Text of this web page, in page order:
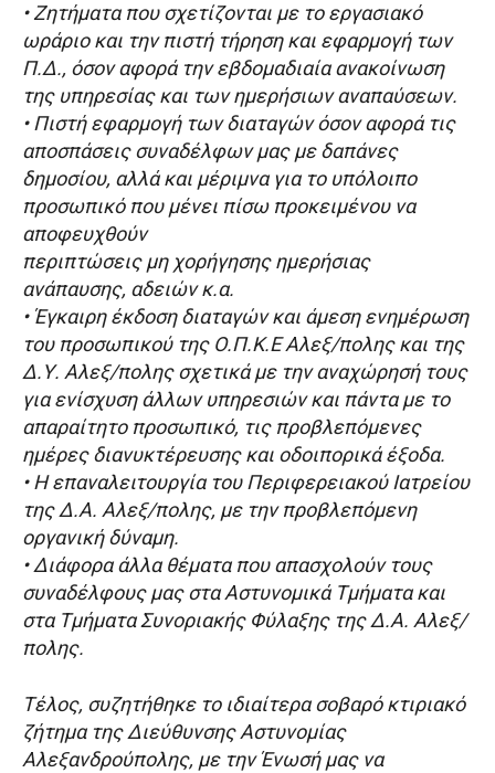
• Ζητήματα που σχετίζονται με το εργασιακό
ωράριο και την πιστή τήρηση και εφαρμογή των
Π.Δ., όσον αφορά την εβδομαδιαία ανακοίνωση
της υπηρεσίας και των ημερήσιων αναπαύσεων.
• Πιστή εφαρμογή των διαταγών όσον αφορά τις
αποσπάσεις συναδέλφων μας με δαπάνες
δημοσίου, αλλά και μέριμνα για το υπόλοιπο
προσωπικό που μένει πίσω προκειμένου να
αποφευχθούν
περιπτώσεις μη χορήγησης ημερήσιας
ανάπαυσης, αδειών κ.α.
• Έγκαιρη έκδοση διαταγών και άμεση ενημέρωση
του προσωπικού της Ο.Π.Κ.Ε Αλεξ/πολης και της
Δ.Υ. Αλεξ/πολης σχετικά με την αναχώρησή τους
για ενίσχυση άλλων υπηρεσιών και πάντα με το
απαραίτητο προσωπικό, τις προβλεπόμενες
ημέρες διανυκτέρευσης και οδοιπορικά έξοδα.
• Η επαναλειτουργία του Περιφερειακού Ιατρείου
της Δ.Α. Αλεξ/πολης, με την προβλεπόμενη
οργανική δύναμη.
• Διάφορα άλλα θέματα που απασχολούν τους
συναδέλφους μας στα Αστυνομικά Τμήματα και
στα Τμήματα Συνοριακής Φύλαξης της Δ.Α. Αλεξ/
πολης.
Τέλος, συζητήθηκε το ιδιαίτερα σοβαρό κτιριακό
ζήτημα της Διεύθυνσης Αστυνομίας
Αλεξανδρούπολης, με την Ένωσή μας να